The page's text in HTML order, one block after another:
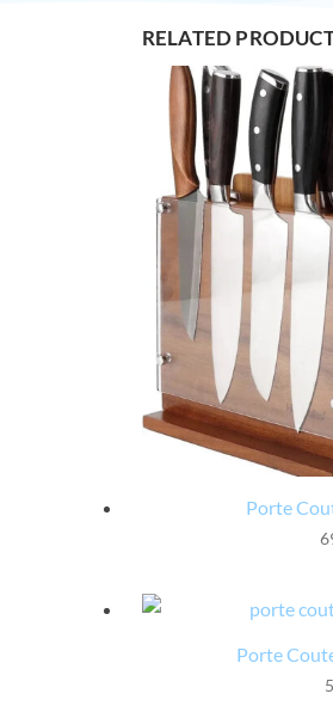
RELATED
Porte
Porte